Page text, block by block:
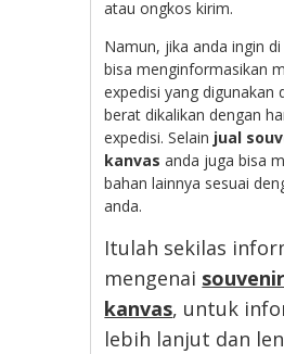
atau ongkos kirim.
Namun, jika anda ingin
bisa menginformasikan
expedisi yang digunakan
berat dikalikan dengan
expedisi. Selain jual
kanvas anda juga bisa
bahan lainnya sesuai
anda.
Itulah sekilas
mengenai
kanvas, untuk
lebih lanjut dan